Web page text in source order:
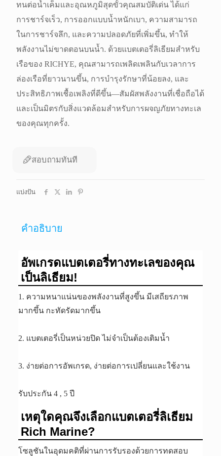
ทนต่อน้ำเค็มและอุณหภูมิสุดขั้วคุณสมบัติเด่น ได้แก่
การชาร์จเร็ว, การออกแบบน้ำหนักเบา, ความสามารถ
ในการชาร์จลึก, และความปลอดภัยที่เพิ่มขึ้น, ทำให้
พลังงานไม่ขาดตอนบนน้ำ. ด้วยแบตเตอรี่ลิเธียมสำหรับ
เรือของ RICHYE, คุณสามารถเพลิดเพลินกับเวลาการ
ล่องเรือที่ยาวนานขึ้น, การบำรุงรักษาที่น้อยลง, และ
ประสิทธิภาพเชื้อเพลิงที่ดีขึ้น—สัมผัสพลังงานที่เชื่อถือได้
และเป็นมิตรกับสิ่งแวดล้อมสำหรับการผจญภัยทางทะเล
ของคุณทุกครั้ง.
สอบถามทันที
แบ่งปัน
คำอธิบาย
อัพเกรดแบตเตอรี่ทางทะเลของคุณ
เป็นลิเธียม!
1. ความหนาแน่นของพลังงานที่สูงขึ้น มีเสถียรภาพ
มากขึ้น กะทัดรัดมากขึ้น
2. แบตเตอรี่เป็นหน่วยปิด ไม่จำเป็นต้องเติมน้ำ
3. ง่ายต่อการอัพเกรด, ง่ายต่อการเปลี่ยนและใช้งาน
รับประกัน 4 , 5 ปี
เหตุใดคุณจึงเลือกแบตเตอรี่ลิเธียม
Rich Marine?
โซลูชันในอุดมคติที่ผ่านการรับรองด้วยการทดสอบ